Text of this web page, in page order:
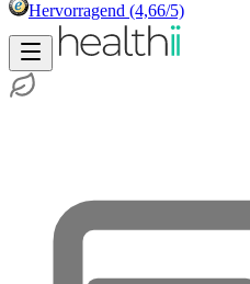
Hervorragend (4,66/5)